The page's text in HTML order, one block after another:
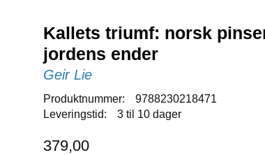
Kallets triumf: norsk
jordens ender
Geir Lie
Produktnummer:
9788230218471
Leveringstid:
3 til 10 dager
379,00